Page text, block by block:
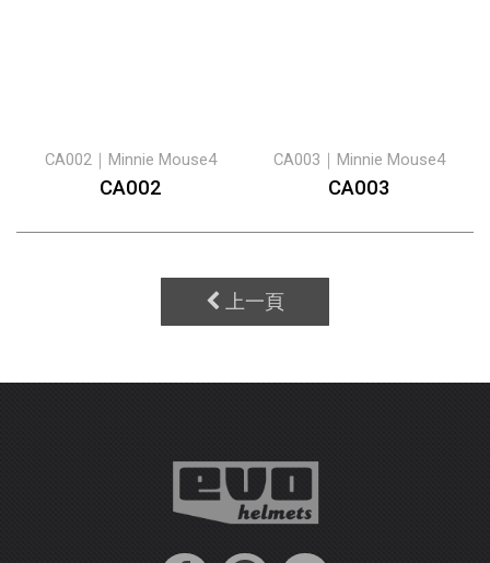
CA002｜Minnie Mouse4
CA002
CA003｜Minnie Mouse4
CA003
上一頁